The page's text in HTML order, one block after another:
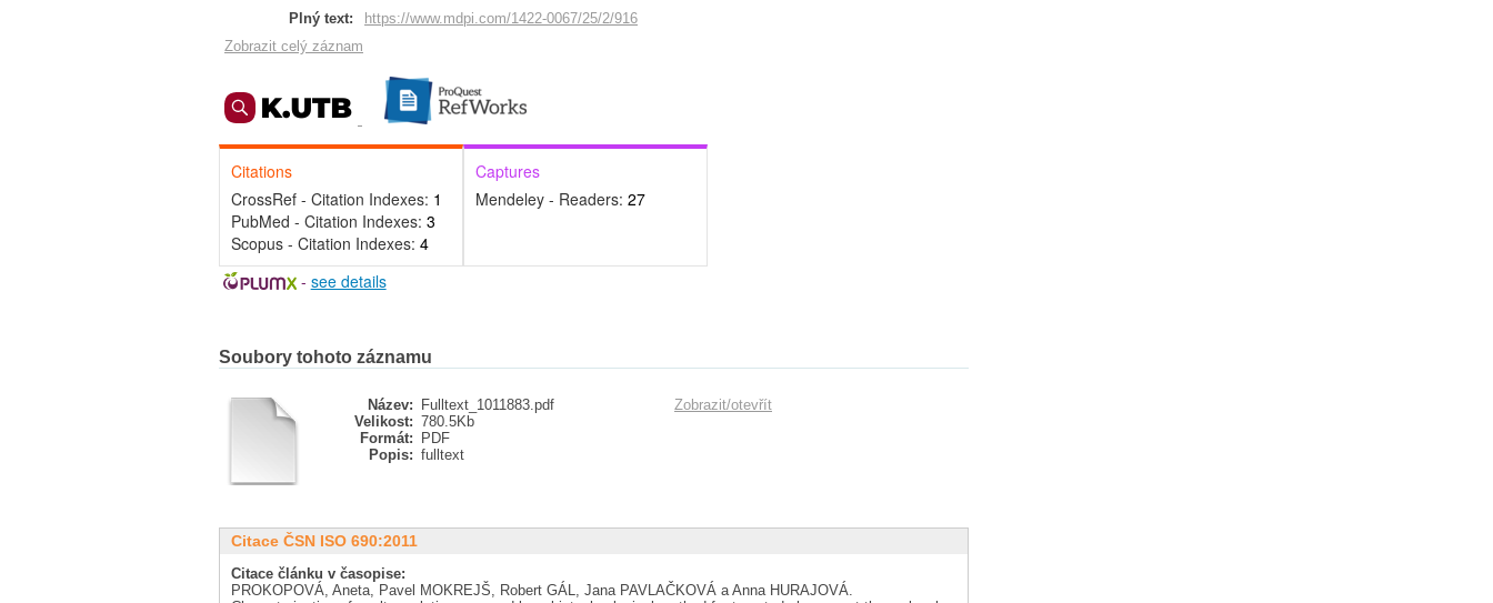
Plný text:
https://www.mdpi.com/1422-0067/25/2/916
Zobrazit celý záznam
Citations
CrossRef - Citation Indexes: 1
PubMed - Citation Indexes: 3
Scopus - Citation Indexes: 4
Captures
Mendeley - Readers: 27
- see details
Soubory tohoto záznamu
Název:
Fulltext_1011883.pdf
Velikost: 780.5Kb
Formát:
PDF
Popis: fulltext
Zobrazit/otevřít
Citace ČSN ISO 690:2011
Citace článku v časopise:
PROKOPOVÁ, Aneta, Pavel MOKREJŠ, Robert GÁL, Jana PAVLAČKOVÁ a Anna HURAJOVÁ.